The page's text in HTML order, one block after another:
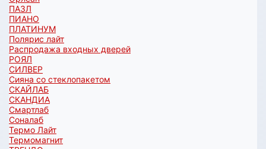
ПАЗЛ
ПИАНО
ПЛАТИНУМ
Полярис лайт
Распродажа входных дверей
РОЯЛ
СИЛВЕР
Сияна со стеклопакетом
СКАЙЛАБ
СКАНДИA
Смартлаб
Соналаб
Термо Лайт
Термомагнит